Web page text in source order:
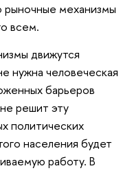
рыночные механизмы
всем.
движутся
нужна человеческая
барьеров
решит эту
политических
населения будет
работу. В